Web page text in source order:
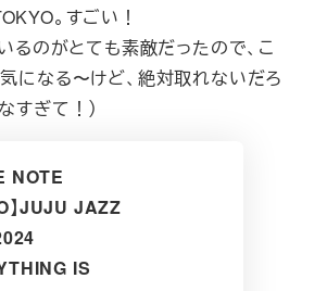
。すごい！
るのがとても素敵だったので、こ
になる〜けど、絶対取れないだろ
すぎて！）
NOTE
】JUJU JAZZ
IS